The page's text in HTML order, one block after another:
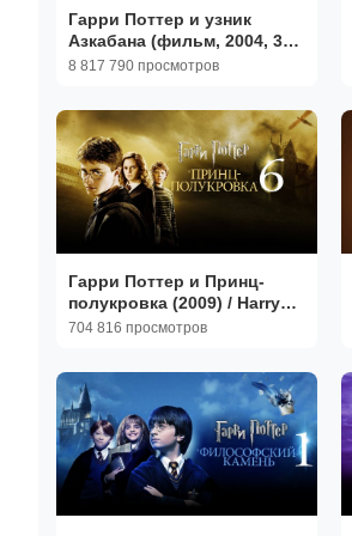
Гарри Поттер и узник
Азкабана (фильм, 2004, 3
часть)
8 817 790 просмотров
Гарри Поттер и Принц-
полукровка (2009) / Harry
Potter and the Half-Blood
704 816 просмотров